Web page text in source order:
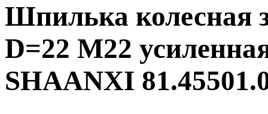
Шпилька колесная
D=22 M22
SHAANXI